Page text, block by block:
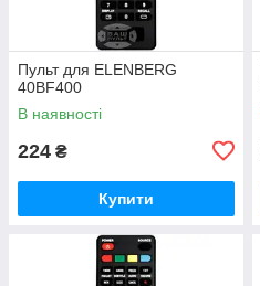
Пульт для ELENBERG
40BF400
В наявності
224 ₴
Купити